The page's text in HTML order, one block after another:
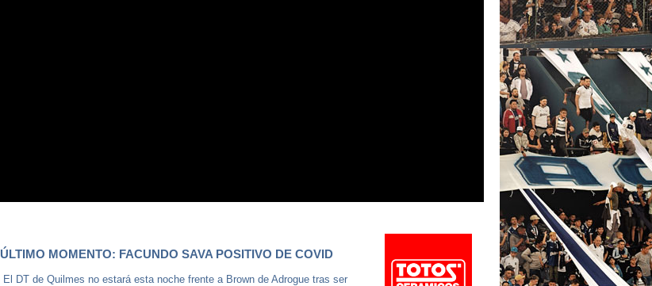
ÚLTIMO MOMENTO: FACUNDO SAVA POSITIVO DE COVID
El DT de Quilmes no estará esta noche frente a Brown de Adrogue tras ser